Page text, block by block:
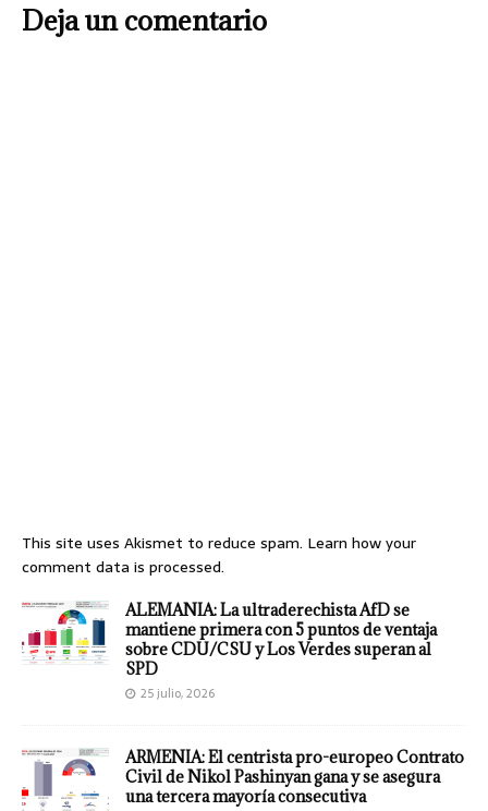
Deja un comentario
This site uses Akismet to reduce spam. Learn how your
comment data is processed.
ALEMANIA: La ultraderechista AfD se
mantiene primera con 5 puntos de ventaja
sobre CDU/CSU y Los Verdes superan al
SPD
25 julio, 2026
ARMENIA: El centrista pro-europeo Contrato
Civil de Nikol Pashinyan gana y se asegura
una tercera mayoría consecutiva